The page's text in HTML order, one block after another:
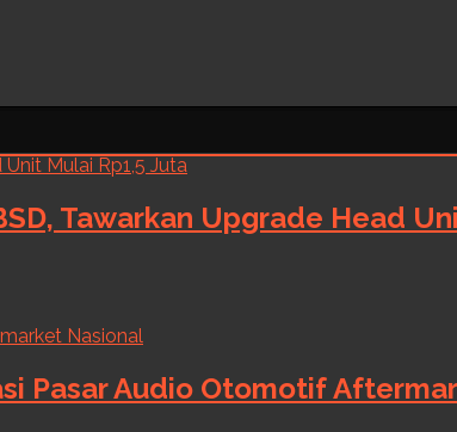
Tawarkan Upgrade Head
Pasar Audio Otomotif